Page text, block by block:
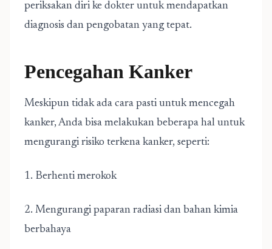
periksakan diri ke dokter untuk mendapatkan
diagnosis dan pengobatan yang tepat.
Pencegahan Kanker
Meskipun tidak ada cara pasti untuk mencegah
kanker, Anda bisa melakukan beberapa hal untuk
mengurangi risiko terkena kanker, seperti:
1. Berhenti merokok
2. Mengurangi paparan radiasi dan bahan kimia
berbahaya